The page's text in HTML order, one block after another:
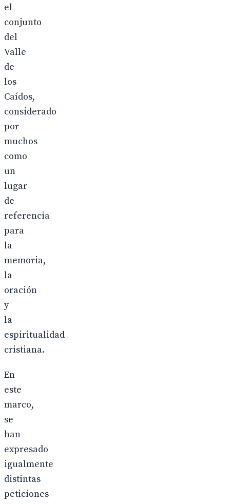
el
conjunto
del
Valle
de
los
Caídos,
considerado
por
muchos
como
un
lugar
de
referencia
para
la
memoria,
la
oración
y
la
espiritualidad
cristiana.
En
este
marco,
se
han
expresado
igualmente
distintas
peticiones